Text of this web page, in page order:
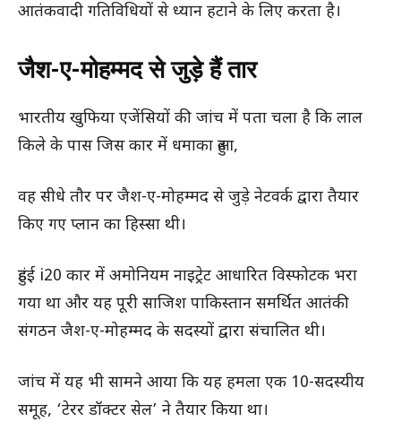
आतंकवादी गतिविधियों से ध्यान हटाने के लिए करता है।
जैश-ए-मोहम्मद से जुड़े हैं तार
भारतीय खुफिया एजेंसियों की जांच में पता चला है कि लाल
किले के पास जिस कार में धमाका हुआ,
वह सीधे तौर पर जैश-ए-मोहम्मद से जुड़े नेटवर्क द्वारा तैयार
किए गए प्लान का हिस्सा थी।
हुंडई i20 कार में अमोनियम नाइट्रेट आधारित विस्फोटक भरा
गया था और यह पूरी साजिश पाकिस्तान समर्थित आतंकी
संगठन जैश-ए-मोहम्मद के सदस्यों द्वारा संचालित थी।
जांच में यह भी सामने आया कि यह हमला एक 10-सदस्यीय
समूह, ‘टेरर डॉक्टर सेल’ ने तैयार किया था।